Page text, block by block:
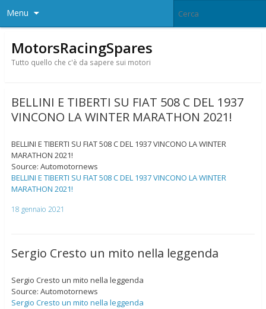
Menu
MotorsRacingSpares
Tutto quello che c'è da sapere sui motori
BELLINI E TIBERTI SU FIAT 508 C DEL 1937
VINCONO LA WINTER MARATHON 2021!
BELLINI E TIBERTI SU FIAT 508 C DEL 1937 VINCONO LA WINTER
MARATHON 2021!
Source: Automotornews
BELLINI E TIBERTI SU FIAT 508 C DEL 1937 VINCONO LA WINTER
MARATHON 2021!
18 gennaio 2021
Sergio Cresto un mito nella leggenda
Sergio Cresto un mito nella leggenda
Source: Automotornews
Sergio Cresto un mito nella leggenda